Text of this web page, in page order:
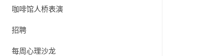
咖啡馆人桥表演
招聘
每周心理沙龙